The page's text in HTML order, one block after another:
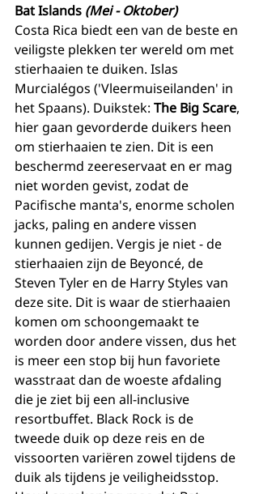
Bat Islands (Mei - Oktober)
Costa Rica biedt een van de beste en
veiligste plekken ter wereld om met
stierhaaien te duiken. Islas
Murcialégos ('Vleermuiseilanden' in
het Spaans). Duikstek: The Big Scare,
hier gaan gevorderde duikers heen
om stierhaaien te zien. Dit is een
beschermd zeereservaat en er mag
niet worden gevist, zodat de
Pacifische manta's, enorme scholen
jacks, paling en andere vissen
kunnen gedijen. Vergis je niet - de
stierhaaien zijn de Beyoncé, de
Steven Tyler en de Harry Styles van
deze site. Dit is waar de stierhaaien
komen om schoongemaakt te
worden door andere vissen, dus het
is meer een stop bij hun favoriete
wasstraat dan de woeste afdaling
die je ziet bij een all-inclusive
resortbuffet. Black Rock is de
tweede duik op deze reis en de
vissoorten variëren zowel tijdens de
duik als tijdens je veiligheidsstop.